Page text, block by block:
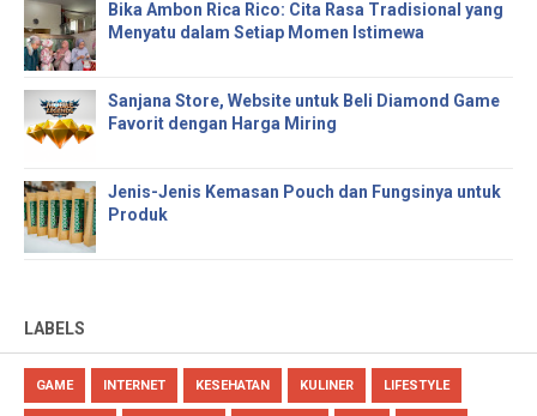
Bika Ambon Rica Rico: Cita Rasa Tradisional yang
Menyatu dalam Setiap Momen Istimewa
Sanjana Store, Website untuk Beli Diamond Game
Favorit dengan Harga Miring
Jenis-Jenis Kemasan Pouch dan Fungsinya untuk
Produk
LABELS
GAME INTERNET KESEHATAN KULINER LIFESTYLE